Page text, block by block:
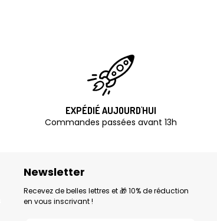
EXPÉDIÉ AUJOURD'HUI
Commandes passées avant 13h
Newsletter
Recevez de belles lettres et 🎁 10% de réduction
en vous inscrivant !